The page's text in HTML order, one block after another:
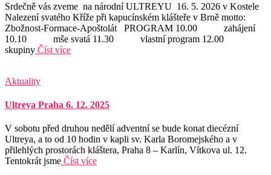
Srdečně vás zveme na národní ULTREYU 16. 5. 2026 v Kostele
Nalezení svatého Kříže při kapucínském klášteře v Brně motto:
Zbožnost-Formace-Apoštolát PROGRAM 10.00 zahájení
10.10 mše svatá 11.30 vlastní program 12.00
skupiny Číst více
Aktuality
Ultreya Praha 6. 12. 2025
V sobotu před druhou nedělí adventní se bude konat diecézní
Ultreya, a to od 10 hodin v kapli sv. Karla Boromejského a v
přilehlých prostorách kláštera, Praha 8 – Karlín, Vítkova ul. 12.
Tentokrát jsme Číst více